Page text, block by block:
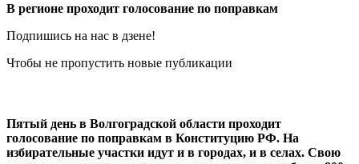
В регионе проходит голосование по поправкам
Подпишись на нас в дзене!
Чтобы не пропустить новые публикации
Пятый день в Волгоградской области проходит
голосование по поправкам в Конституцию РФ. На
избирательные участки идут и в городах, и в селах. Свою